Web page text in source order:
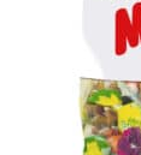
knusprige
ihren